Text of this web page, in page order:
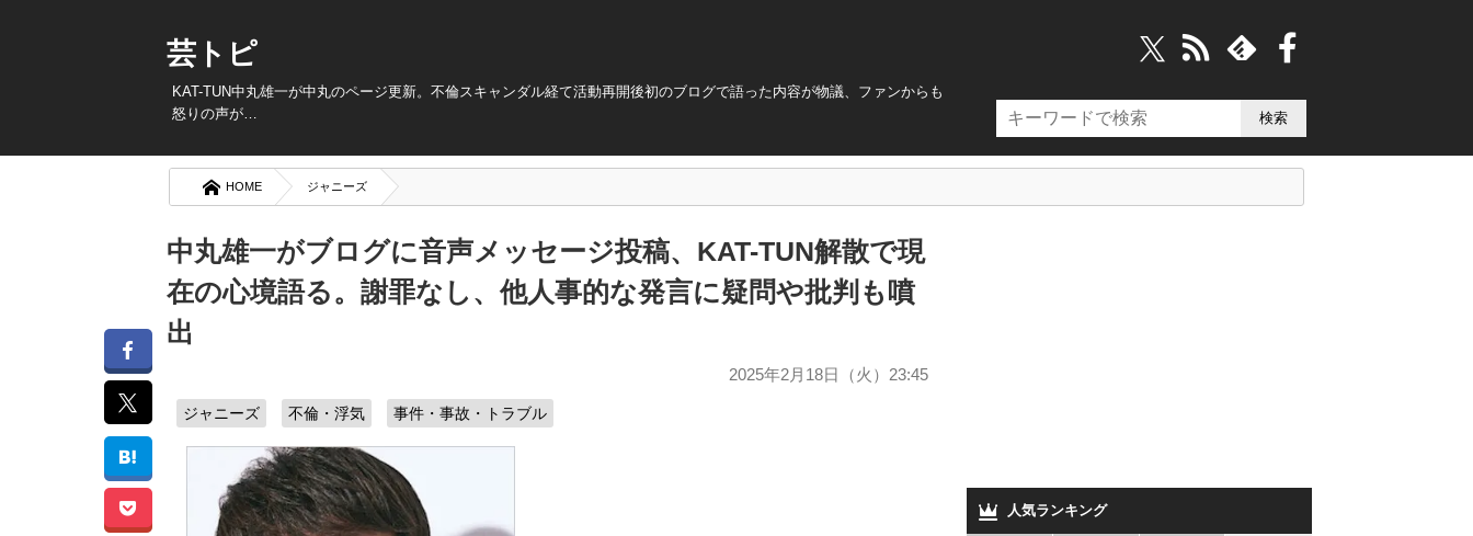
芸トピ
KAT-TUN中丸雄一が中丸のページ更新。不倫スキャンダル経て活動再開後初のブログで語った内容が物議、ファンからも
怒りの声が…
HOME ジャニーズ
中丸雄一がブログに音声メッセージ投稿、KAT-TUN解散で現
在の心境語る。謝罪なし、他人事的な発言に疑問や批判も噴
出
2025年2月18日（火）23:45
ジャニーズ 不倫・浮気 事件・事故・トラブル
人気ランキング